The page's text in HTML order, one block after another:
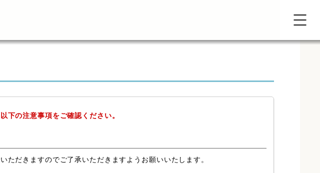
下の注意事項をご確認ください。
ただきますのでご了承いただきますようお願いいたします。